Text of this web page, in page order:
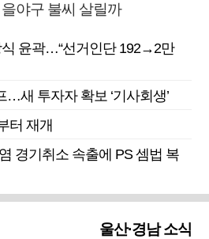
을야구 불씨 살릴까
윤곽…“선거인단 192→2만
…새 투자자 확보 ‘기사회생’
터 재개
경기취소 속출에 PS 셈법 복
울산·경남 소식